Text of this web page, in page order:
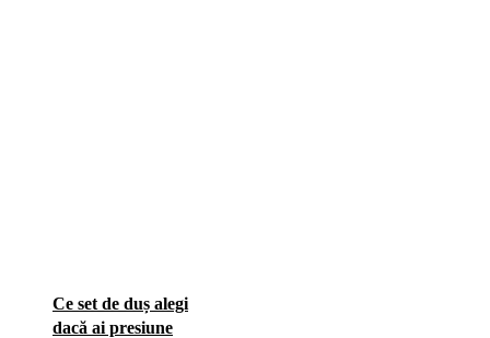
Ce set de duș alegi
dacă ai presiune